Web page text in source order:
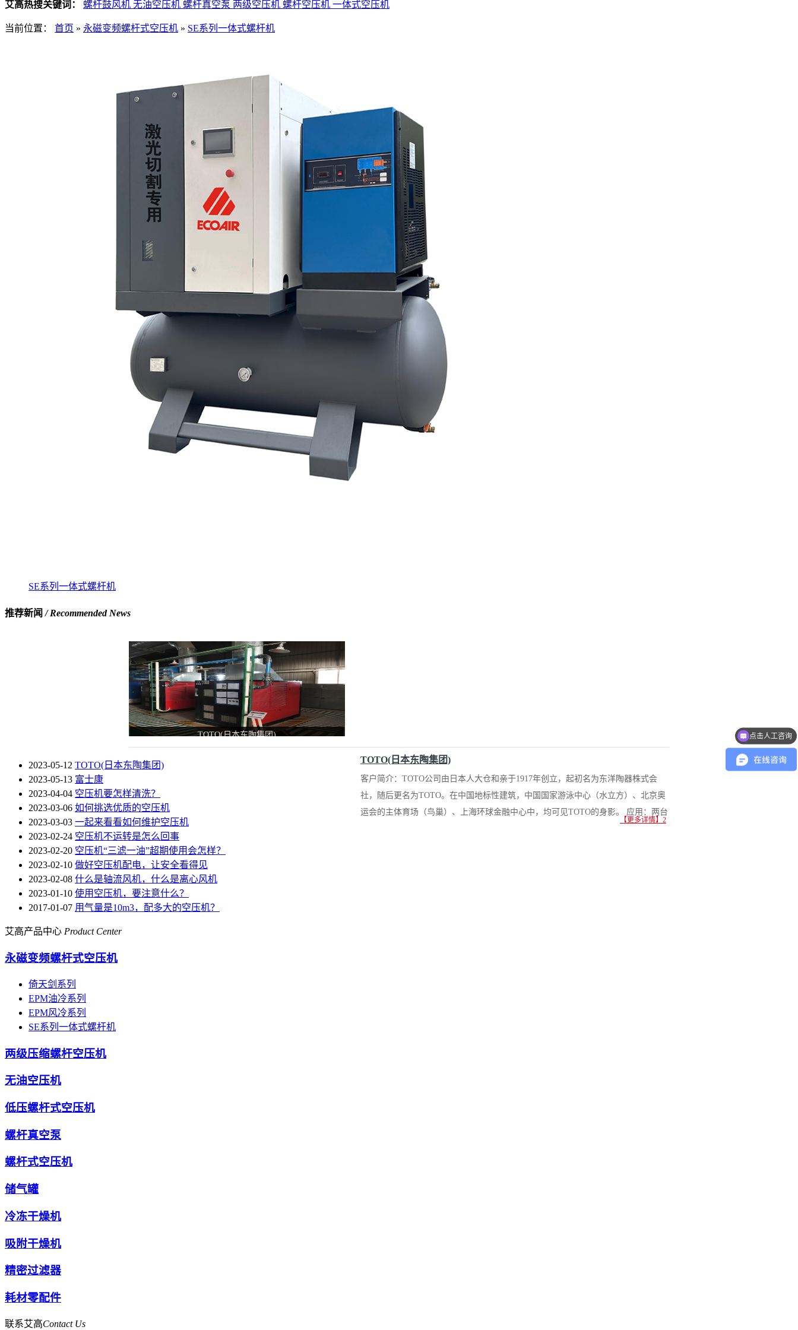
艾高热搜关键词： 螺杆鼓风机 无油空压机 螺杆真空泵 两级空压机 螺杆空压机 一体式空压机
当前位置： 首页 » 永磁变频螺杆式空压机 » SE系列一体式螺杆机
SE系列一体式螺杆机
推荐新闻/ Recommended News
TOTO(日本东陶集团)
TOTO(日本东陶集团)
客户简介：TOTO公司由日本人大仓和亲于1917年创立，起初名为东洋陶器株式会
社，随后更名为TOTO。在中国地标性建筑，中国国家游泳中心（水立方）、北京奥
运会的主体育场（鸟巢）、上海环球金融中心中，均可见TOTO的身影。 应用：两台
【更多详情】2
2023-05-12 TOTO(日本东陶集团)
2023-05-13 富士康
2023-04-04 空压机要怎样清洗？
2023-03-06 如何挑选优质的空压机
2023-03-03 一起来看看如何维护空压机
2023-02-24 空压机不运转是怎么回事
2023-02-20 空压机“三滤一油”超期使用会怎样？
2023-02-10 做好空压机配电，让安全看得见
2023-02-08 什么是轴流风机，什么是离心风机
2023-01-10 使用空压机，要注意什么？
2017-01-07 用气量是10m3，配多大的空压机？
艾高产品中心 Product Center
永磁变频螺杆式空压机
倚天剑系列
EPM油冷系列
EPM风冷系列
SE系列一体式螺杆机
两级压缩螺杆空压机
无油空压机
低压螺杆式空压机
螺杆真空泵
螺杆式空压机
储气罐
冷冻干燥机
吸附干燥机
精密过滤器
耗材零配件
联系艾高Contact Us
点击人工咨询